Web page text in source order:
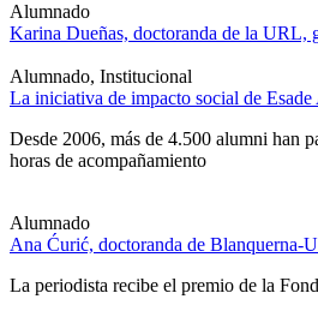
Alumnado
Karina Dueñas, doctoranda de la URL,
Alumnado, Institucional
La iniciativa de impacto social de
Desde 2006, más de 4.500 alumni han
horas de acompañamiento
Alumnado
Ana Ćurić, doctoranda de Blanquerna-
La periodista recibe el premio de la